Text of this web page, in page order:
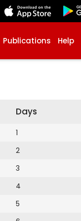
Publications Help
Days
1
2
3
4
5